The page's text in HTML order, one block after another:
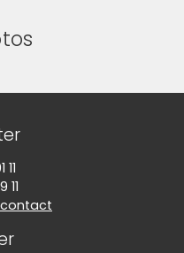
de contact
11